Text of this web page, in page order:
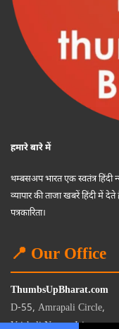
हमारे बारे में
थम्बसअप भारत एक स्वतंत्र हिंदी
व्यापार की ताजा खबरें हिंदी में
पत्रकारिता।
📍 Our Office
ThumbsUpBharat.com
D-55, Amrapali Circle,
Vaishali Nagar, Jaipur